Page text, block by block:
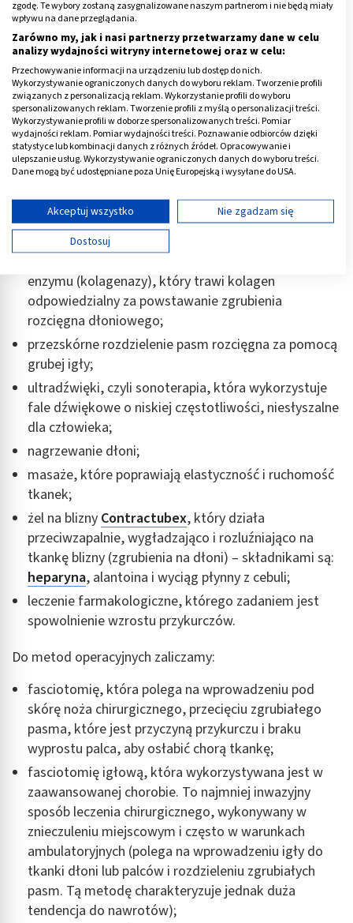
i nieoperacyjne. W niektórych przypadkach leczenie nie
jest konieczne, jeśli choroba postępuje powoli, a
przykurcze są słabe i bezbolesne.
Do bezoperacyjnych form leczenia przykurczu
Dupuytrena zaliczamy:
fizjoterapię, czyli odpowiednio dobrane przez
specjalistę ćwiczenia;
fale uderzeniową, która jest fizykoterapeutyczną
nieinwazyjną metodą, wykorzystującą energię z fali
akustycznej; działa na chore miejsce poprzez
skokowy wzrost ciśnień;
enzymu (kolagenazy), który trawi kolagen
odpowiedzialny za powstawanie zgrubienia
rozcięgna dłoniowego;
przezskórne rozdzielenie pasm rozcięgna za pomocą
grubej igły;
ultradźwięki, czyli sonoterapia, która wykorzystuje
fale dźwiękowe o niskiej częstotliwości, niesłyszalne
dla człowieka;
nagrzewanie dłoni;
masaże, które poprawiają elastyczność i ruchomość
tkanek;
żel na blizny Contractubex, który działa
przeciwzapalnie, wygładzająco i rozluźniająco na
tkankę blizny (zgrubienia na dłoni) – składnikami są:
heparyna, alantoina i wyciąg płynny z cebuli;
leczenie farmakologiczne, którego zadaniem jest
spowolnienie wzrostu przykurczów.
Do metod operacyjnych zaliczamy:
fasciotomię, która polega na wprowadzeniu pod
skórę noża chirurgicznego, przecięciu zgrubiałego
pasma, które jest przyczyną przykurczu i braku
wyprostu palca, aby osłabić chorą tkankę;
fasciotomię igłową, która wykorzystywana jest w
zaawansowanej chorobie. To najmniej inwazyjny
sposób leczenia chirurgicznego, wykonywany w
znieczuleniu miejscowym i często w warunkach
ambulatoryjnych (polega na wprowadzeniu igły do
tkanki dłoni lub palców i rozdzieleniu zgrubiałych
pasm. Tą metodę charakteryzuje jednak duża
tendencja do nawrotów);
zgodę. Te wybory zostaną zasygnalizowane naszym partnerom i nie będą miały
wpływu na dane przeglądania.
Zarówno my, jak i nasi partnerzy przetwarzamy dane w celu
analizy wydajności witryny internetowej oraz w celu:
Przechowywanie informacji na urządzeniu lub dostęp do nich.
Wykorzystywanie ograniczonych danych do wyboru reklam. Tworzenie profili
związanych z personalizacją reklam. Wykorzystanie profili do wyboru
spersonalizowanych reklam. Tworzenie profili z myślą o personalizacji treści.
Wykorzystywanie profili w doborze spersonalizowanych treści. Pomiar
wydajności reklam. Pomiar wydajności treści. Poznawanie odbiorców dzięki
statystyce lub kombinacji danych z różnych źródeł. Opracowywanie i
ulepszanie usług. Wykorzystywanie ograniczonych danych do wyboru treści.
Dane mogą być udostępniane poza Unię Europejską i wysyłane do USA.
Wyświetl listę partnerów (11 dostawców IAB)
Używamy Twoich danych w następujących celach:
Cele przetwarzania IAB:
Przechowywanie informacji na urządzeniu lub
dostęp do nich
Wykorzystywanie ograniczonych danych do
wyboru reklam
Tworzenie profili w celu spersonalizowanych
reklam
Wykorzystanie profili do wyboru
spersonalizowanych reklam
Tworzenie profili w celu personalizacji treści
Wykorzystywanie profili w celu doboru
spersonalizowanych treści
Pomiar efektywności reklam
Pomiar efektywności treści
Rozumienie odbiorców dzięki statystyce lub
kombinacji danych z różnych źródeł
wyboru treści
Funkcje specjalne IAB:
Użycie dokładnych danych geolokalizacyjnych
Identyfikowanie urządzeń na podstawie
aktywnie żądanych informacji
Cele przetwarzania inne niż IAB:
Niezbędne
Wydajność (Performance)
Reklama / śledzenie
Akceptuj wszystko
Nie zgadzam się
Dostosuj